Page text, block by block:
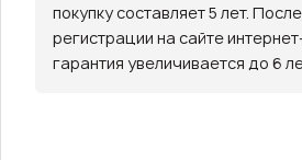
покупку составляет 5 лет. После
регистрации на сайте
гарантия увеличивается до 6